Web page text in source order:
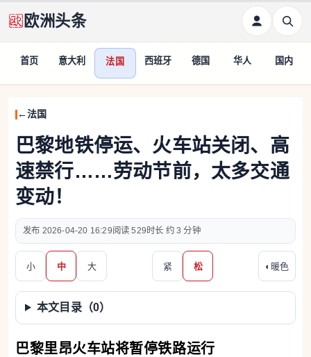
欧洲头条
首页 意大利 法国 西班牙 德国 华人 国内
法国
巴黎地铁停运、火车站关闭、高
速禁行……劳动节前，太多交通
变动！
2026-04-20 16:29 529 约 3 分钟
小 中 大 紧 松 ◐ 暖色
本文目录（0）
巴黎里昂火车站将暂停铁路运行